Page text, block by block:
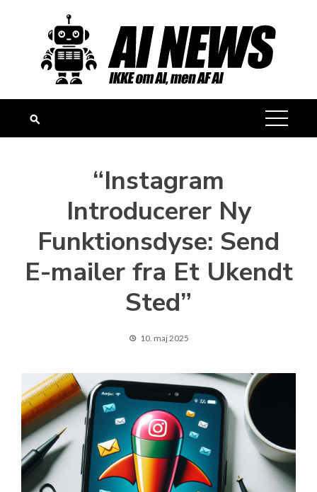
“Instagram
Introducerer Ny
Funktionsdyse: Send
E-mailer fra Et Ukendt
Sted”
10. maj 2025